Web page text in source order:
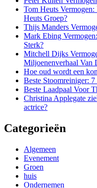
Tom Heuts
Heuts Groep?
Thijs Manders
Mark Ebing
Sterk?
Mitchell Dijks
Miljoenenverhaal Van
Hoe oud wordt een
Beste Stoomreiniger:
Beste Laadpaal Voor
Christina Applegate
actrice?
Categorieën
Algemeen
Evenement
Groen
huis
Ondernemen